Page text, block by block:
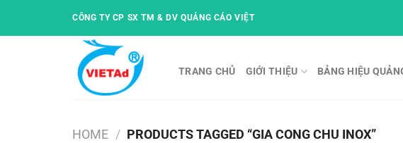
CÔNG TY CP SX TM & DV QUẢNG CÁO VIỆT
TRANG CHỦ GIỚI THIỆU BẢNG HIỆU
HOME / PRODUCTS TAGGED “GIA CONG CHU INOX”